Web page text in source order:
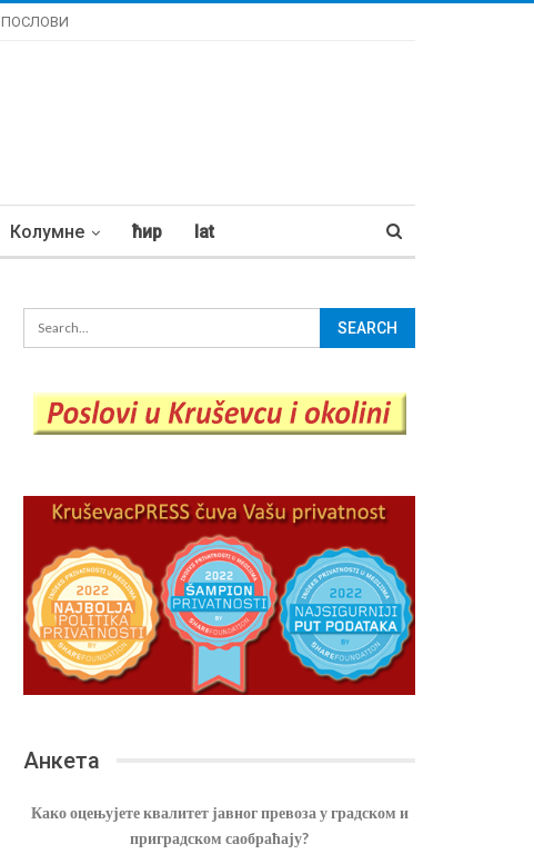
ПОСЛОВИ
Колумне ћир lat
Анкета
Како оцењујете квалитет јавног превоза у градском и
приградском саобраћају?